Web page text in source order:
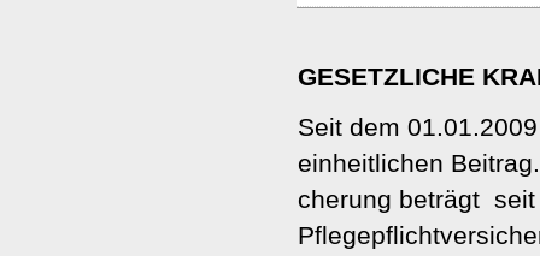
GESETZLICHE
Seit dem
einheitlichen
che­rung beträgt